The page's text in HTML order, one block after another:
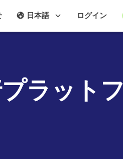
ログイン
日本語
ラットフ